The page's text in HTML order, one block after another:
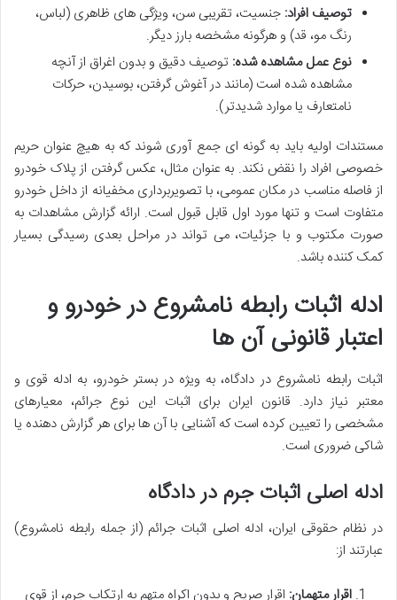
توصیف افراد: جنسیت، تقریبی سن، ویژگی های ظاهری (لباس،
رنگ مو، قد) و هرگونه مشخصه بارز دیگر.
نوع عمل مشاهده شده: توصیف دقیق و بدون اغراق از آنچه
مشاهده شده است (مانند در آغوش گرفتن، بوسیدن، حرکات
نامتعارف یا موارد شدیدتر).
مستندات اولیه باید به گونه ای جمع آوری شوند که به هیچ عنوان حریم
خصوصی افراد را نقض نکند. به عنوان مثال، عکس گرفتن از پلاک خودرو
از فاصله مناسب در مکان عمومی، با تصویربرداری مخفیانه از داخل خودرو
متفاوت است و تنها مورد اول قابل قبول است. ارائه گزارش مشاهدات به
صورت مکتوب و با جزئیات، می تواند در مراحل بعدی رسیدگی بسیار
کمک کننده باشد.
ادله اثبات رابطه نامشروع در خودرو و
اعتبار قانونی آن ها
اثبات رابطه نامشروع در دادگاه، به ویژه در بستر خودرو، به ادله قوی و
معتبر نیاز دارد. قانون ایران برای اثبات این نوع جرائم، معیارهای
مشخصی را تعیین کرده است که آشنایی با آن ها برای هر گزارش دهنده یا
شاکی ضروری است.
ادله اصلی اثبات جرم در دادگاه
در نظام حقوقی ایران، ادله اصلی اثبات جرائم (از جمله رابطه نامشروع)
عبارتند از:
اقرار متهمان: اقرار صریح و بدون اکراه متهم به ارتکاب جرم، از قوی